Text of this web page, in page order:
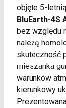
objęte 5-
BluEarth-4S
bez względu
należą
skuteczność
mieszanka
warunków
kierunkowy